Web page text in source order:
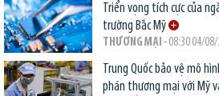
Triển vọng tích cực của
trường Bắc Mỹ
THƯƠNG MẠI - 08:30 04/
Trung Quốc bảo vệ mô
phán thương mại với Mỹ và